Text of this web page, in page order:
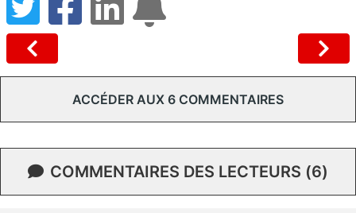
ACCÉDER AUX 6 COMMENTAIRES
COMMENTAIRES DES LECTEURS (6)